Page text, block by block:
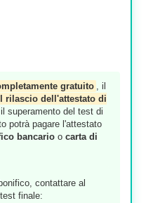
gratuito , il
rilascio dell'attestato di
superamento del test di
potrà pagare l'attestato
bancario o carta di
contattare al
finale: